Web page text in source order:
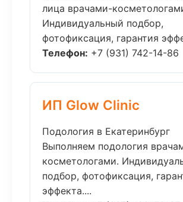
лица врачами-
Индивидуальный подбор,
фотофиксация, гарантия
Телефон: +7 (931) 742-14-86
ИП Glow Clinic
Подология в Екатеринбург
Выполняем подология
косметологами.
подбор, фотофиксация,
эффекта....